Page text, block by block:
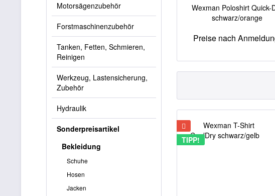
Motorsägenzubehör
Forstmaschinenzubehör
Tanken, Fetten, Schmieren,
Reinigen
Werkzeug, Lastensicherung,
Zubehör
Hydraulik
Sonderpreisartikel
Bekleidung
Schuhe
Hosen
Jacken
Wexman Poloshirt Quick-
schwarz/orange
Preise nach
TIPP!